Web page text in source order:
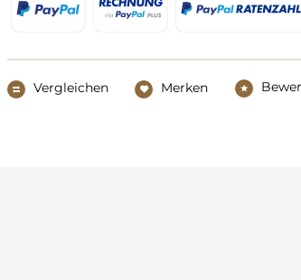
Vergleichen Merken